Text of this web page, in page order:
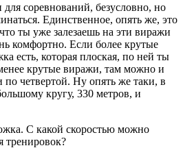
соревнований, безусловно, но
Единственное, опять же, это
ты уже залезаешь на эти виражи
комфортно. Если более крутые
есть, которая плоская, по ней ты
крутые виражи, там можно и
по четвертой. Ну опять же таки, в
кругу, 330 метров, и
С какой скоростью можно
тренировок?